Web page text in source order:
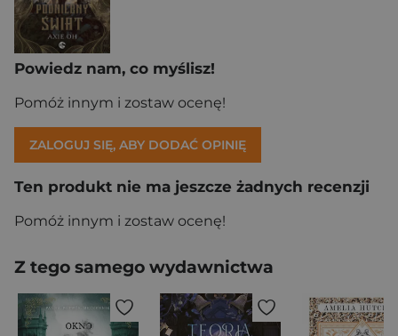
Powiedz nam, co myślisz!
Pomóż innym i zostaw ocenę!
ZALOGUJ SIĘ, ABY DODAĆ OPINIĘ
Ten produkt nie ma jeszcze żadnych recenzji
Pomóż innym i zostaw ocenę!
Z tego samego wydawnictwa